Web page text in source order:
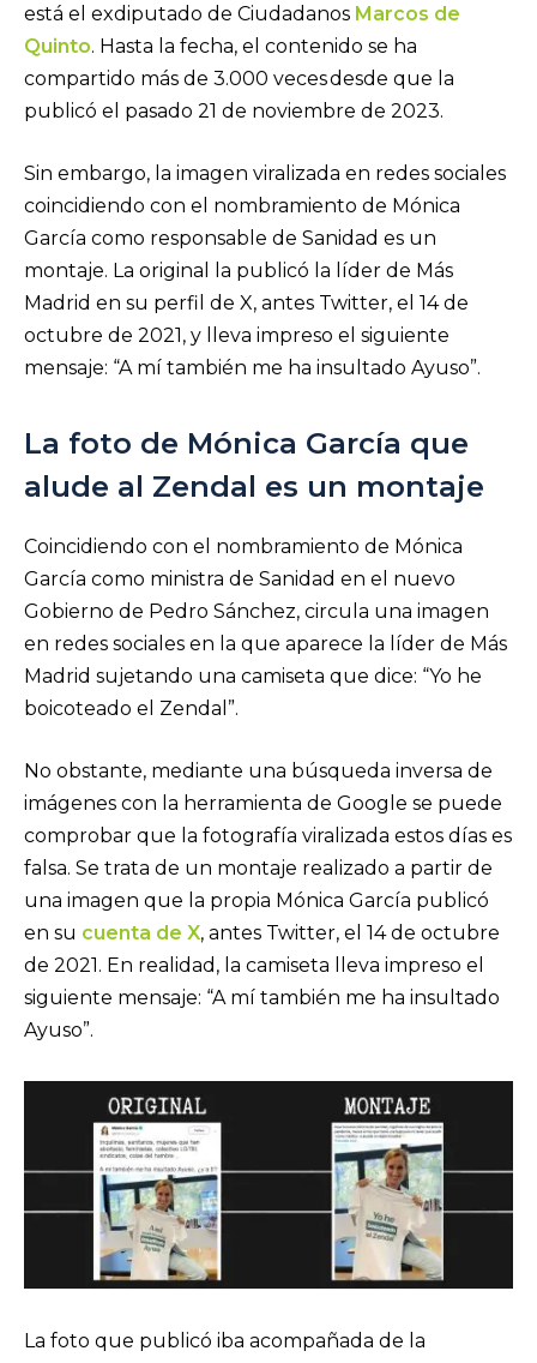
está el exdiputado de Ciudadanos Marcos de
Quinto. Hasta la fecha, el contenido se ha
compartido más de 3.000 vecesdesde que la
publicó el pasado 21 de noviembre de 2023.
Sin embargo, la imagen viralizada en redes sociales
coincidiendo con el nombramiento de Mónica
García como responsable de Sanidad es un
montaje. La original la publicó la líder de Más
Madrid en su perfil de X, antes Twitter, el 14 de
octubre de 2021, y lleva impreso el siguiente
mensaje: “A mí también me ha insultado Ayuso”.
La foto de Mónica García que
alude al Zendal es un montaje
Coincidiendo con el nombramiento de Mónica
García como ministra de Sanidad en el nuevo
Gobierno de Pedro Sánchez, circula una imagen
en redes sociales en la que aparece la líder de Más
Madrid sujetando una camiseta que dice: “Yo he
boicoteado el Zendal”.
No obstante, mediante una búsqueda inversa de
imágenes con la herramienta de Google se puede
comprobar que la fotografía viralizada estos días es
falsa. Se trata de un montaje realizado a partir de
una imagen que la propia Mónica García publicó
en su cuenta de X, antes Twitter, el 14 de octubre
de 2021. En realidad, la camiseta lleva impreso el
siguiente mensaje: “A mí también me ha insultado
Ayuso”.
La foto que publicó iba acompañada de la